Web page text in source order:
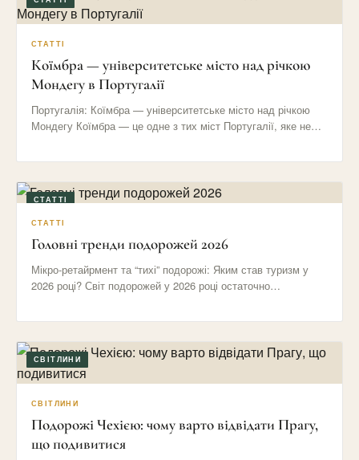
СТАТТІ
Коїмбра — університетське місто над річкою
Мондегу в Португалії
Португалія: Коїмбра — університетське місто над річкою
Мондегу Коїмбра — це одне з тих міст Португалії, яке не…
СТАТТІ
СТАТТІ
Головні тренди подорожей 2026
Мікро-ретайрмент та “тихі” подорожі: Яким став туризм у
2026 році? Світ подорожей у 2026 році остаточно
СВІТЛИНИ
СВІТЛИНИ
Подорожі Чехією: чому варто відвідати Прагу,
що подивитися